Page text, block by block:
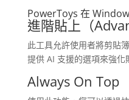
PowerToys 在
進階貼上（
此工具允許使用者將剪貼
提供 AI 支援的選項來強化
Always On Top